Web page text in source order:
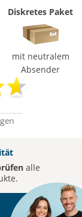
Diskretes Paket
mit neutralem
Absender
alle